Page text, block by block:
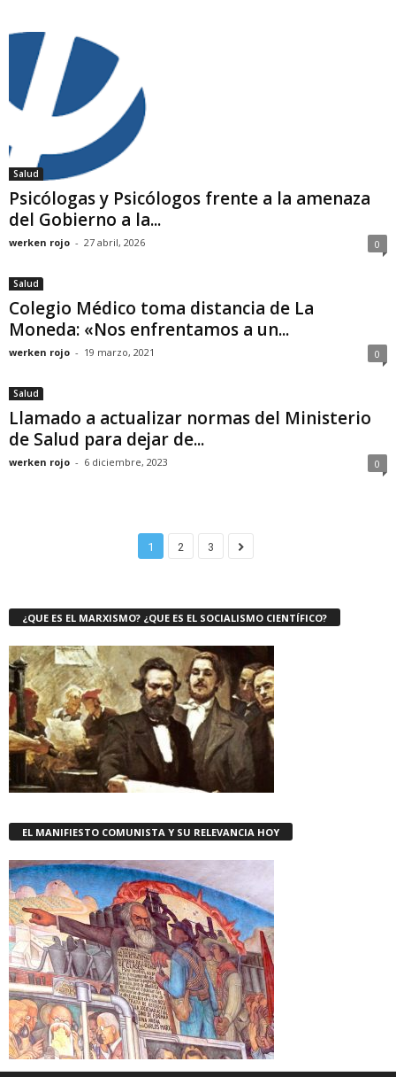
Salud
Psicólogas y Psicólogos frente a la amenaza
del Gobierno a la...
werken rojo - 27 abril, 2026 0
Salud
Colegio Médico toma distancia de La
Moneda: «Nos enfrentamos a un...
werken rojo - 19 marzo, 2021 0
Salud
Llamado a actualizar normas del Ministerio
de Salud para dejar de...
werken rojo - 6 diciembre, 2023 0
1 2 3
¿QUE ES EL MARXISMO? ¿QUE ES EL SOCIALISMO CIENTÍFICO?
EL MANIFIESTO COMUNISTA Y SU RELEVANCIA HOY